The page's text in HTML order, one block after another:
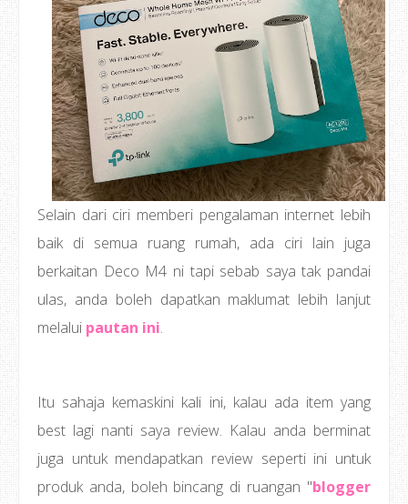
Selain dari ciri memberi pengalaman internet lebih
baik di semua ruang rumah, ada ciri lain juga
berkaitan Deco M4 ni tapi sebab saya tak pandai
ulas, anda boleh dapatkan maklumat lebih lanjut
melalui pautan ini.
Itu sahaja kemaskini kali ini, kalau ada item yang
best lagi nanti saya review. Kalau anda berminat
juga untuk mendapatkan review seperti ini untuk
produk anda, boleh bincang di ruangan "blogger